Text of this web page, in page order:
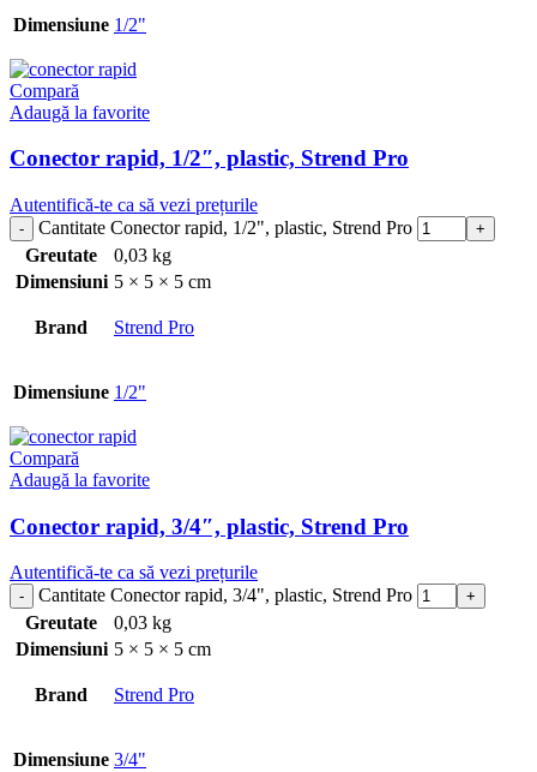
Dimensiune 1/2"
Compară
Adaugă la favorite
Conector rapid, 1/2″, plastic, Strend Pro
Autentifică-te ca să vezi prețurile
Cantitate Conector rapid, 1/2", plastic, Strend Pro
Greutate
0,03 kg
Dimensiuni 5 × 5 × 5 cm
Brand Strend Pro
Dimensiune 1/2"
Compară
Adaugă la favorite
Conector rapid, 3/4″, plastic, Strend Pro
Autentifică-te ca să vezi prețurile
Cantitate Conector rapid, 3/4", plastic, Strend Pro
Greutate
0,03 kg
Dimensiuni 5 × 5 × 5 cm
Brand Strend Pro
Dimensiune 3/4"